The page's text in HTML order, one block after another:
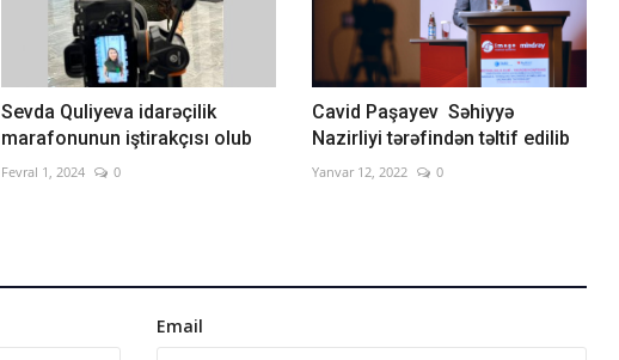
Sevda Quliyeva idarəçilik
marafonunun iştirakçısı olub
Fevral 1, 2024 0
Cavid Paşayev Səhiyyə
Nazirliyi tərəfindən təltif edilib
Yanvar 12, 2022 0
Email